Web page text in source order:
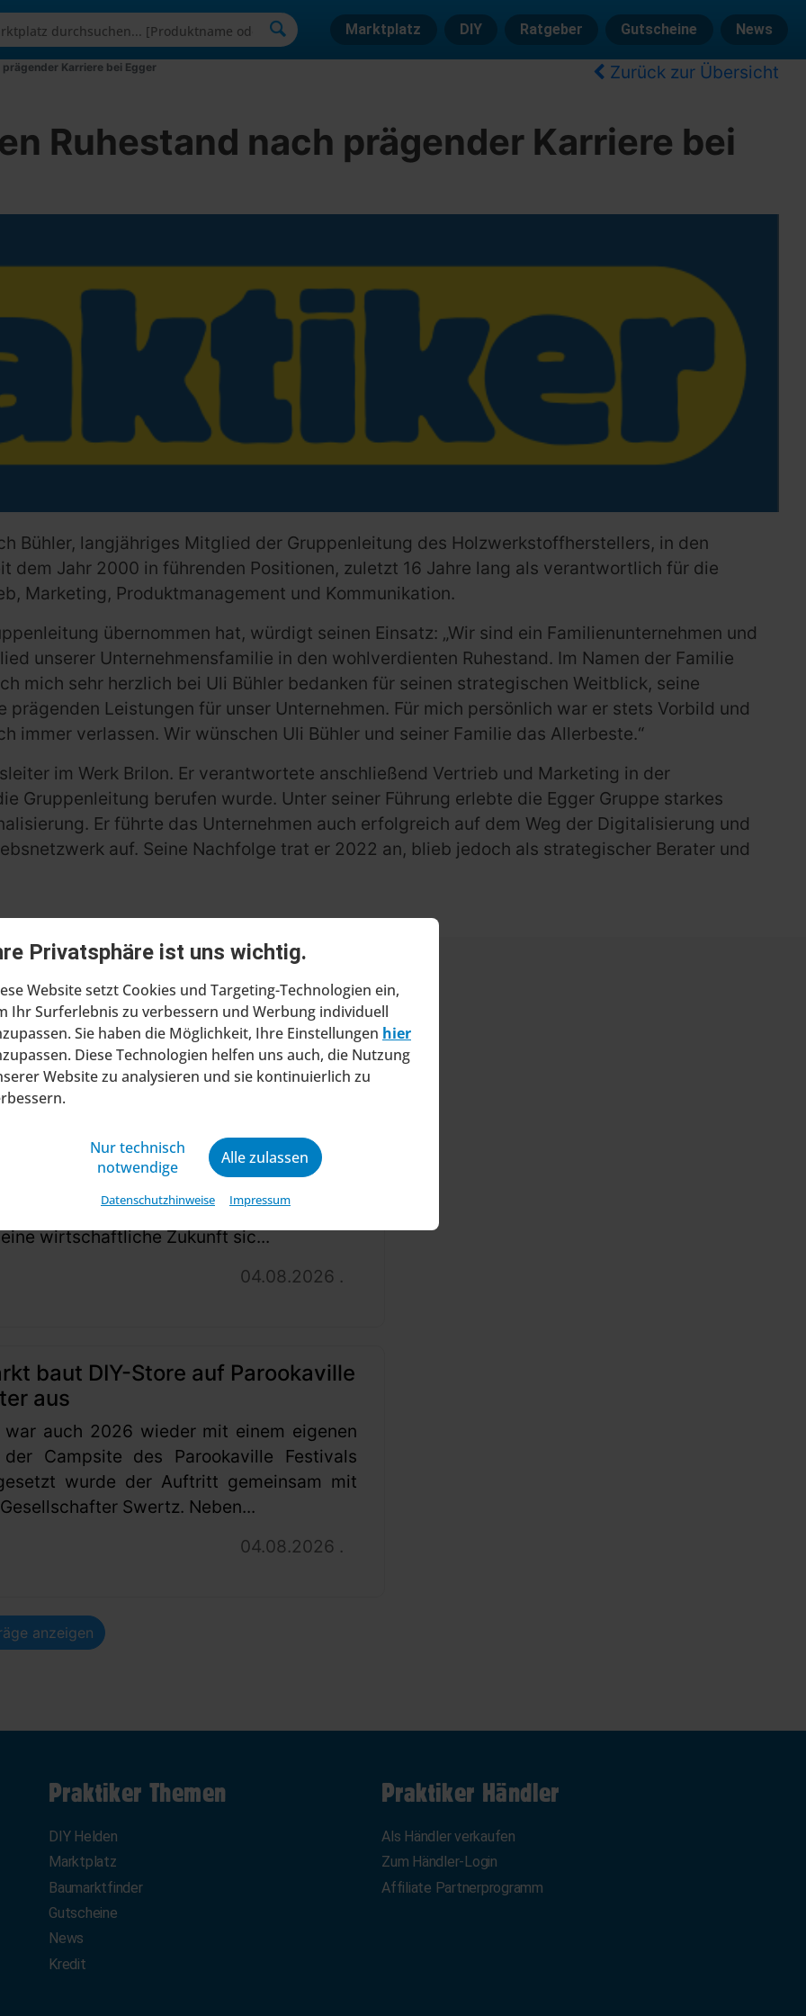
Privatsphäre ist uns wichtig.
Website setzt Cookies und Targeting-Technologien ein,
Ihr Surferlebnis zu verbessern und Werbung individuell
Sie haben die Möglichkeit, Ihre Einstellungen hier
Diese Technologien helfen uns auch, die Nutzung
Website zu analysieren und sie kontinuierlich zu
Nur technisch
notwendige
Alle zulassen
Datenschutzhinweise Impressum
Marktplatz DIY Ratgeber Gutscheine News
Karriere bei Egger Zurück zur Übersicht
Ruhestand nach prägender Karriere bei
Bühler, langjähriges Mitglied der Gruppenleitung des Holzwerkstoffherstellers, in den
dem Jahr 2000 in führenden Positionen, zuletzt 16 Jahre lang als verantwortlich für die
Marketing, Produktmanagement und Kommunikation.
übernommen hat, würdigt seinen Einsatz: „Wir sind ein Familienunternehmen und
unserer Unternehmensfamilie in den wohlverdienten Ruhestand. Im Namen der Familie
mich sehr herzlich bei Uli Bühler bedanken für seinen strategischen Weitblick, seine
Leistungen für unser Unternehmen. Für mich persönlich war er stets Vorbild und
immer verlassen. Wir wünschen Uli Bühler und seiner Familie das Allerbeste.“
im Werk Brilon. Er verantwortete anschließend Vertrieb und Marketing in der
Gruppenleitung berufen wurde. Unter seiner Führung erlebte die Egger Gruppe starkes
Er führte das Unternehmen auch erfolgreich auf dem Weg der Digitalisierung und
auf. Seine Nachfolge trat er 2022 an, blieb jedoch als strategischer Berater und
Insolvenzverfahren in
beim Amtsgericht Stuttgart einen Antrag
eines Insolvenzverfahrens in
gestellt. Mit diesem Schritt will das
wirtschaftliche Zukunft sic...
04.08.2026 .
baut DIY-Store auf Parookaville
aus
war auch 2026 wieder mit einem eigenen
Campsite des Parookaville Festivals
wurde der Auftritt gemeinsam mit
Swertz. Neben...
04.08.2026 .
anzeigen
Praktiker Themen
DIY Helden
Marktplatz
Baumarktfinder
Gutscheine
News
Kredit
Praktiker Händler
Als Händler verkaufen
Zum Händler-Login
Affiliate Partnerprogramm